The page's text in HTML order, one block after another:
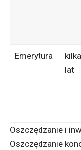
Emerytura
lat
Oszczędzanie i
Oszczędzanie